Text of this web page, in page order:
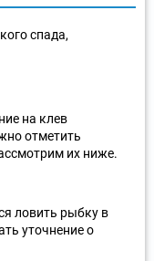
спада,
на клев
отметить
их ниже.
ловить рыбку в
уточнение о